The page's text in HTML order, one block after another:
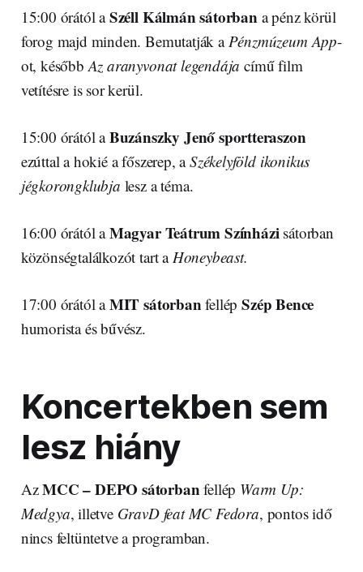
15:00 órától aSzéll Kálmán sátorban a pénz körül
forog majd minden. Bemutatják a Pénzmúzeum App-
ot, később Az aranyvonat legendája című film
vetítésre is sor kerül.
15:00 órától aBuzánszky Jenő sportteraszon
ezúttal a hokié a főszerep, aSzékelyföld ikonikus
jégkorongklubja lesz a téma.
16:00 órától aMagyar Teátrum Színházi sátorban
közönségtalálkozót tart a Honeybeast.
17:00 órától aMIT sátorbanfellépSzép Bence
humorista és bűvész.
Koncertekben sem
lesz hiány
AzMCC – DEPO sátorbanfellép Warm Up:
Medgya, illetve GravD feat MC Fedora, pontos idő
nincs feltüntetve a programban.